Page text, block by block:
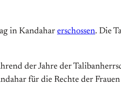
in Kandahar erschossen. Die
der Jahre der
für die Rechte der